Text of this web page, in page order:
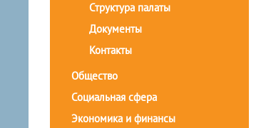
Структура палаты
Документы
Контакты
Общество
Социальная сфера
Экономика и финансы